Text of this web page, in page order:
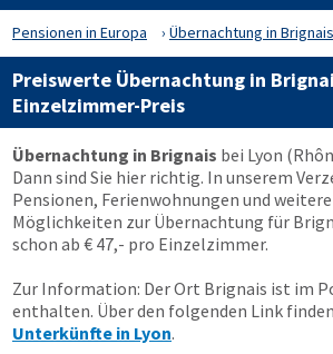
Pensionen in Europa Übernachtung in
Preiswerte Übernachtung in
Einzelzimmer-Preis
Übernachtung in Brignais bei Lyon
Dann sind Sie hier richtig. In unserem
Pensionen, Ferienwohnungen und
Möglichkeiten zur Übernachtung für
schon ab € 47,- pro Einzelzimmer.
Zur Information: Der Ort Brignais ist im
enthalten. Über den folgenden Link
Unterkünfte in Lyon.